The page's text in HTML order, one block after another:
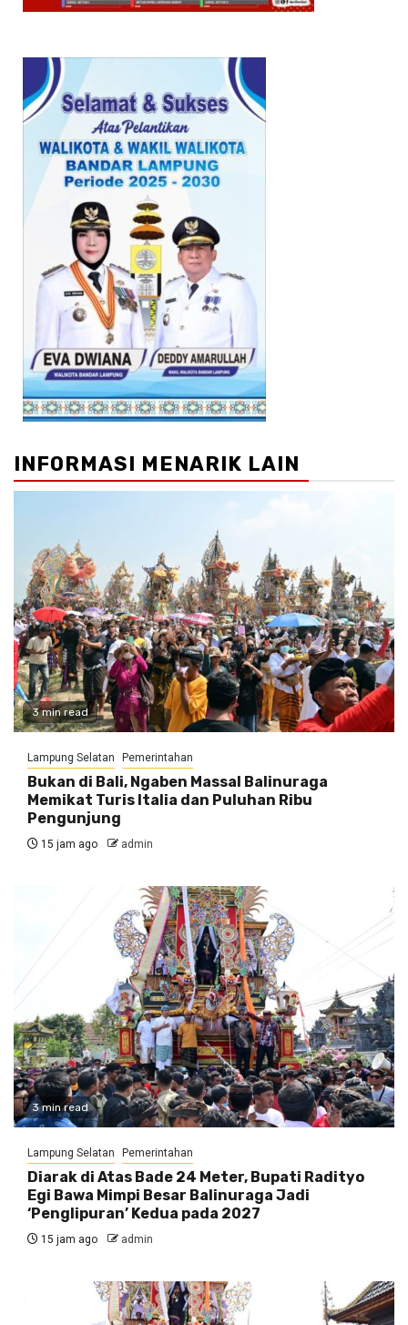
INFORMASI MENARIK LAIN
3 min read
Lampung Selatan Pemerintahan
Bukan di Bali, Ngaben Massal Balinuraga
Memikat Turis Italia dan Puluhan Ribu
Pengunjung
15 jam ago admin
3 min read
Lampung Selatan Pemerintahan
Diarak di Atas Bade 24 Meter, Bupati Radityo
Egi Bawa Mimpi Besar Balinuraga Jadi
‘Penglipuran’ Kedua pada 2027
15 jam ago admin